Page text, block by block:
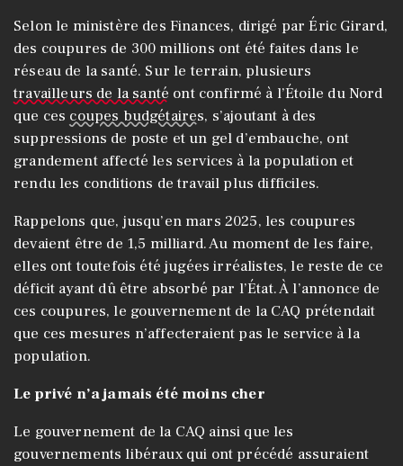
Selon le ministère des Finances, dirigé par Éric Girard,
des coupures de 300 millions ont été faites dans le
réseau de la santé. Sur le terrain, plusieurs
travailleurs de la santé ont confirmé à l’Étoile du Nord
que ces coupes budgétaires, s’ajoutant à des
suppressions de poste et un gel d’embauche, ont
grandement affecté les services à la population et
rendu les conditions de travail plus difficiles.
Rappelons que, jusqu’en mars 2025, les coupures
devaient être de 1,5 milliard. Au moment de les faire,
elles ont toutefois été jugées irréalistes, le reste de ce
déficit ayant dû être absorbé par l’État. À l’annonce de
ces coupures, le gouvernement de la CAQ prétendait
que ces mesures n’affecteraient pas le service à la
population.
Le privé n’a jamais été moins cher
Le gouvernement de la CAQ ainsi que les
gouvernements libéraux qui ont précédé assuraient